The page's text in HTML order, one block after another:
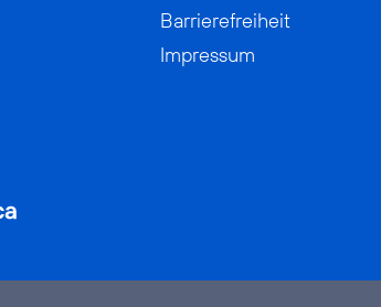
Barrierefreiheit
Impressum